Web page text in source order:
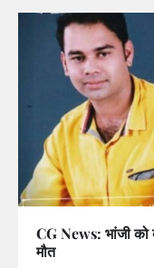
CG News: भांजी को
मौत